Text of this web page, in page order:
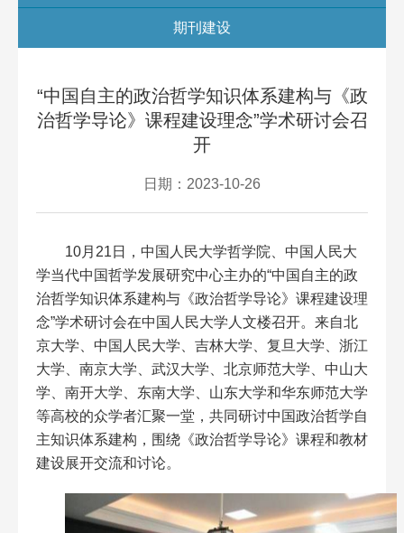
期刊建设
“中国自主的政治哲学知识体系建构与《政
治哲学导论》课程建设理念”学术研讨会召
开
日期：2023-10-26
10月 21 日，中国人民大学哲学院、中国人民大
学当代中国哲学发展研究中心主办的“中国自主的政
治哲学知识体系建构与《政治哲学导论》课程建设理
念”学术研讨会在中国人民大学人文楼召开。来自北
京大学、中国人民大学、吉林大学、复旦大学、浙江
大学、南京大学、武汉大学、北京师范大学、中山大
学、南开大学、东南大学、山东大学和华东师范大学
等高校的众学者汇聚一堂，共同研讨中国政治哲学自
主知识体系建构，围绕《政治哲学导论》课程和教材
建设展开交流和讨论。